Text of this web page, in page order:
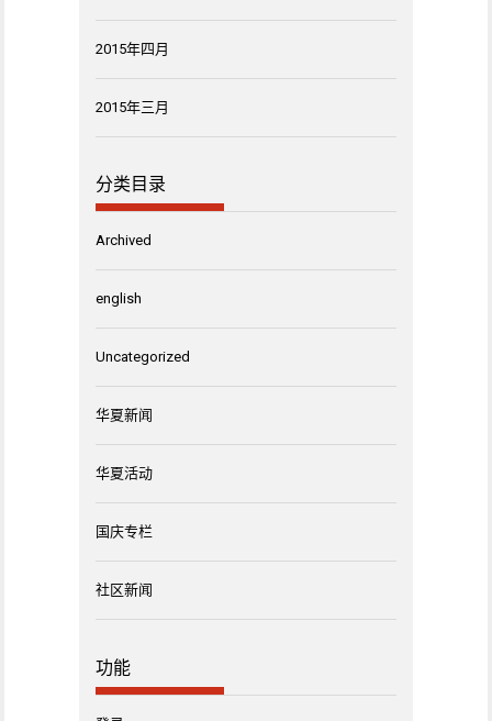
2015年四月
2015年三月
分类目录
Archived
english
Uncategorized
华夏新闻
华夏活动
国庆专栏
社区新闻
功能